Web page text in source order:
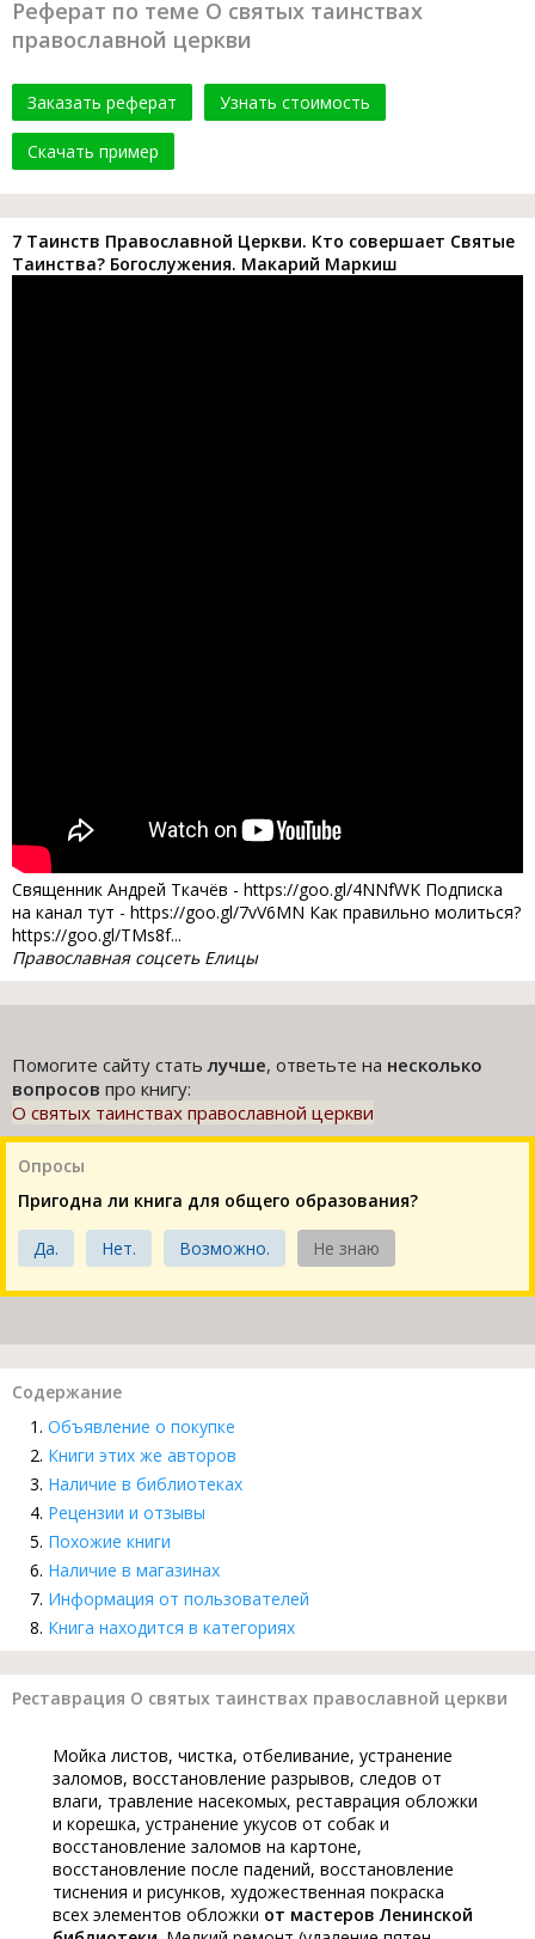
Реферат по теме О святых таинствах
православной церкви
Заказать реферат Узнать стоимость
Скачать пример
7 Таинств Православной Церкви. Кто совершает Святые
Таинства? Богослужения. Макарий Маркиш
Священник Андрей Ткачёв - https://goo.gl/4NNfWK Подписка
на канал тут - https://goo.gl/7vV6MN Как правильно молиться?
https://goo.gl/TMs8f...
Православная соцсеть Елицы
Помогите сайту статьлучше, ответьте на несколько
вопросов про книгу:
О святых таинствах православной церкви
Опросы
Пригодна ли книга для общего образования?
Да. Нет. Возможно. Не знаю
Содержание
Объявление о покупке
Книги этих же авторов
Наличие в библиотеках
Рецензии и отзывы
Похожие книги
Наличие в магазинах
Информация от пользователей
Книга находится в категориях
Реставрация О святых таинствах православной церкви
Мойка листов, чистка, отбеливание, устранение
заломов, восстановление разрывов, следов от
влаги, травление насекомых, реставрация обложки
и корешка, устранение укусов от собак и
восстановление заломов на картоне,
восстановление после падений, восстановление
тиснения и рисунков, художественная покраска
всех элементов обложки от мастеров Ленинской